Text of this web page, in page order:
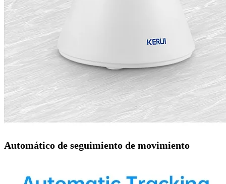
Automático de seguimiento de movimiento